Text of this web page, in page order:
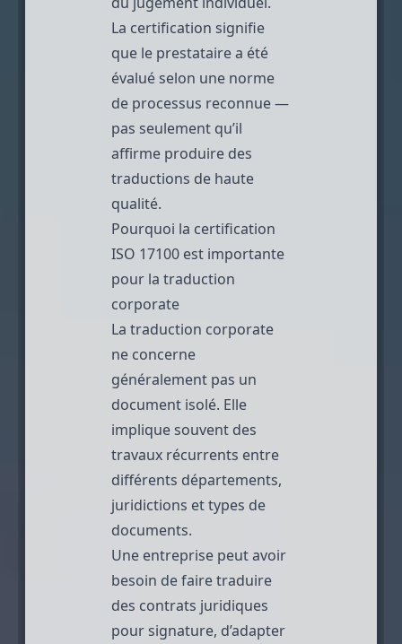
La certification signifie
que le prestataire a été
évalué selon une norme
de processus reconnue —
pas seulement qu’il
affirme produire des
traductions de haute
qualité.
Pourquoi la certification
ISO 17100 est importante
pour la traduction
corporate
La traduction corporate
ne concerne
généralement pas un
document isolé. Elle
implique souvent des
travaux récurrents entre
différents départements,
juridictions et types de
documents.
Une entreprise peut avoir
besoin de faire traduire
des contrats juridiques
pour signature, d’adapter